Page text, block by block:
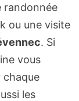
randonnée
ou une visite
. Si
vous
chaque
les